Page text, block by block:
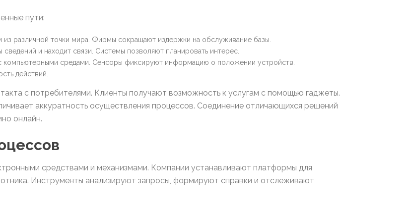
пути:
различной точки мира. Фирмы сокращают издержки на обслуживание базы.
и находит связи. Системы позволяют планировать интерес.
компьютерными средами. Сенсоры фиксируют информацию о положении устройств.
действий.
с потребителями. Клиенты получают возможность к услугам с помощью гаджеты.
аккуратность осуществления процессов. Соединение отличающихся решений
онлайн.
средствами и механизмами. Компании устанавливают платформы для
Инструменты анализируют запросы, формируют справки и отслеживают